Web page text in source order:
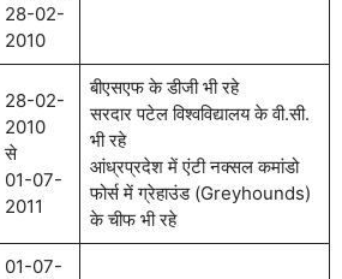
28-02-
2010
28-02-
2010
से
01-07-
2011
बीएसएफ के डीजी भी रहे
सरदार पटेल विश्वविद्यालय के वी.सी.
भी रहे
आंध्रप्रदेश में एंटी नक्सल कमांडो
फोर्स में ग्रेहाउंड (Greyhounds)
के चीफ भी रहे
01-07-